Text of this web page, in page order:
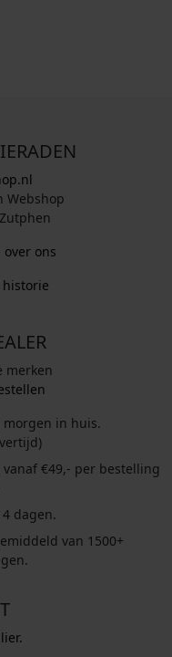
Webshop
over ons
historie
merken
morgen in huis.
vanaf €49,- per bestelling
dagen.
van 1500+